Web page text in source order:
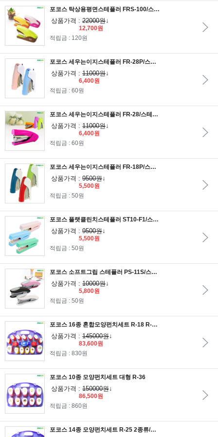
포코스 탁상용평면스테플러 FRS-100/스테플러심 33호사용
상품가격 : 22000원↓
12,700원
적립금 : 120원
포코스 세우는이지스테플러 FR-28P/스테플러심 33호사용
상품가격 : 11000원↓
6,400원
적립금 : 60원
포코스 세우는이지스테플러 FR-28/스테플러심 33호사용
상품가격 : 11000원↓
6,400원
적립금 : 60원
포코스 세우는이지스테플러 FR-18P/스테플러심 10호사용
상품가격 : 9500원↓
5,500원
적립금 : 50원
포코스 플랫클린치스테플러 ST10-F1/스테플러심 10호사용
상품가격 : 9500원↓
5,500원
적립금 : 50원
포코스 소프트그립 스테플러 PS-11S/스테플러심 10호사용
상품가격 : 10000원↓
5,800원
적립금 : 50원
포코스 16종 혼합모양펀치세트 R-18 R-25 R-36 RC-06 RB-45
상품가격 : 145000원↓
83,600원
적립금 : 830원
포코스 10종 모양펀치세트 대형 R-36
상품가격 : 150000원↓
86,500원
적립금 : 860원
포코스 14종 모양펀치세트 R-25 2종류/꽃모양펀치세트/기본모양펀치세트